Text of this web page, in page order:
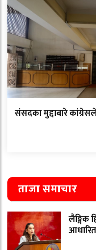
संसदका मुद्दाबारे
ताजा समाचार
लैङ्गिक
आधारित